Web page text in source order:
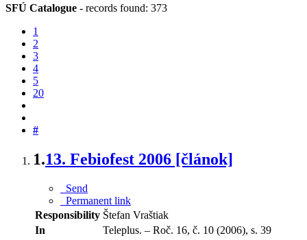
SFÚ Catalogue - records found: 373
1
2
3
4
5
20
#
1.13. Febiofest 2006 [článok]
Send
Permanent link
Responsibility Štefan Vraštiak
In
Teleplus. – Roč. 16, č. 10 (2006), s. 39